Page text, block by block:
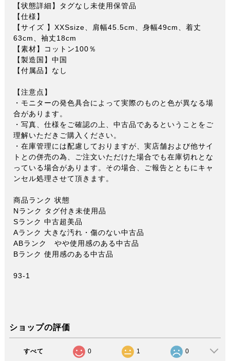
【状態詳細】タグなし未使用保管品
【仕様】
【サイズ 】XXSsize、肩幅45.5cm、身幅49cm、着丈
63cm、袖丈18cm
【素材】コットン100％
【製造国】中国
【付属品】なし
【注意点】
・モニターの発色具合によって実際のものと色が異なる場
合があります。
・写真、仕様をご確認の上、中古品であるということをご
理解いただきご購入ください。
・在庫管理には配慮しておりますが、実店舗および他サイ
トとの併売の為、ご注文いただけた場合でも在庫切れとな
っている場合があります。その場合、ご報告とともにキャ
ンセル処理させて頂きます。
商品ランク 状態
Nランク タグ付き未使用品
Sランク 中古超美品
Aランク 大きな汚れ・傷のない中古品
ABランク やや使用感のある中古品
Bランク 使用感のある中古品
93-1
ショップの評価
すべて 0 1 0